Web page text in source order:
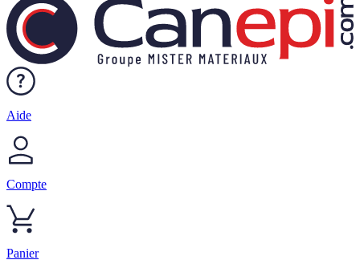
Aide
Compte
Panier